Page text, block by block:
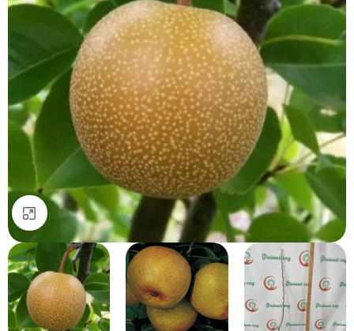
Натисніть, щоб збільшити